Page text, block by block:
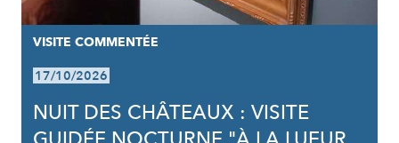
VISITE COMMENTÉE
17/10/2026
NUIT DES CHÂTEAUX : VISITE